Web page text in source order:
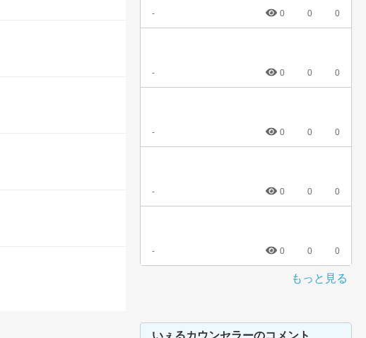
- 0 0 0
- 0 0 0
- 0 0 0
- 0 0 0
- 0 0 0
もっと見る
いぇるカウンセラーのコメント